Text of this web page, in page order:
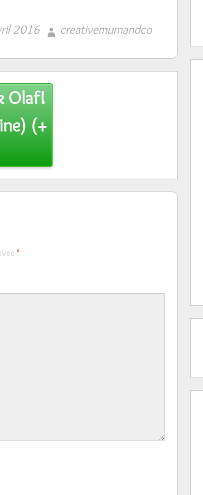
2016 creativemumandco
Olaf!
(+
*